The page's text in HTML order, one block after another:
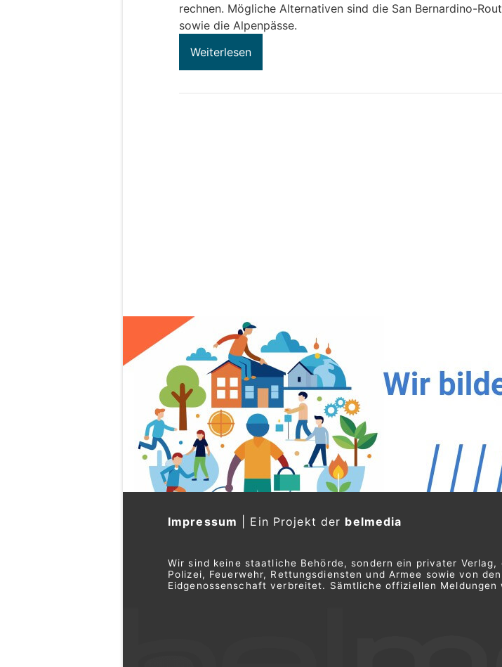
rechnen. Mögliche Alternativen sind die San Bernardino-
sowie die Alpenpässe.
Weiterlesen
Impressum Ein Projekt der belmedia
Wir sind keine staatliche Behörde, sondern ein privater
Polizei, Feuerwehr, Rettungsdiensten und Armee sowie von
Eidgenossenschaft verbreitet. Sämtliche offiziellen